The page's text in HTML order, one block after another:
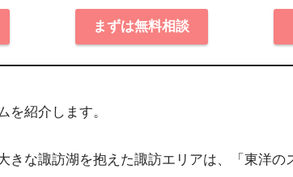
まずは無料相談
を紹介します。
きな諏訪湖を抱えた諏訪エリアは、「東洋の